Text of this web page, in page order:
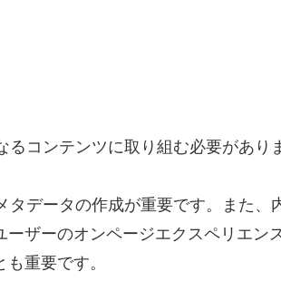
コンテンツに取り組む必要があり
データの作成が重要です。また、
ザーのオンページエクスペリエン
重要です。